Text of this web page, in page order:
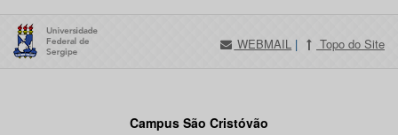
WEBMAIL | Topo do Site
Campus São Cristóvão